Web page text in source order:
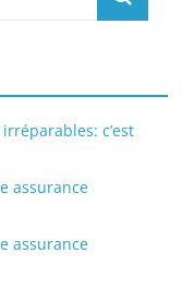
c’est
assurance
assurance